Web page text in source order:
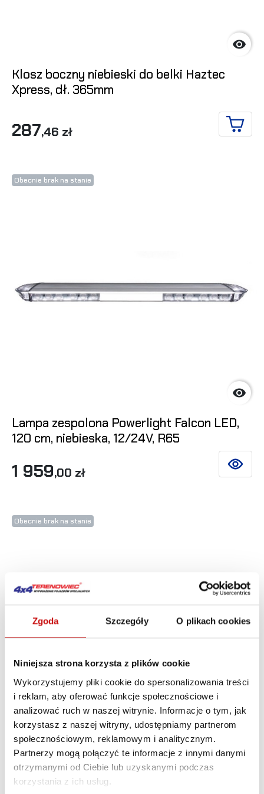
Zgoda Szczegóły O plikach cookies
Niniejsza strona korzysta z plików cookie
Wykorzystujemy pliki cookie do spersonalizowania treści
i reklam, aby oferować funkcje społecznościowe i
analizować ruch w naszej witrynie. Informacje o tym, jak
korzystasz z naszej witryny, udostępniamy partnerom
społecznościowym, reklamowym i analitycznym.
Partnerzy mogą połączyć te informacje z innymi danymi
otrzymanymi od Ciebie lub uzyskanymi podczas
korzystania z ich usług.

Klosz boczny niebieski do belki Haztec
Xpress, dł. 365mm
287,46 zł DO
Obecnie brak na stanie

Lampa zespolona Powerlight Falcon LED,
120 cm, niebieska, 12/24V, R65
1 959,00 zł ZOBACZ
Obecnie brak na stanie
Fala świetlna Comander LED 8 modułów
12/24V